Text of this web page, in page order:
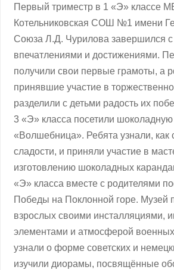
Первый триместр в 1 «Э» классе
Котельниковская СОШ №1 имени
Союза Л.Д. Чурилова завершился с
впечатлениями и достижениями.
получили свои первые грамоты, а
принявшие участие в
разделили с детьми радость их
3 «Э» класса посетили
«Волшебница». Ребята узнали, как
сладости, и приняли участие в
изготовлению шоколадных
«Э» класса вместе с родителями
Победы на Поклонной горе. Музей
взрослых своими инсталляциями,
элементами и атмосферой военных
узнали о форме советских и
изучили диорамы, посвящённые